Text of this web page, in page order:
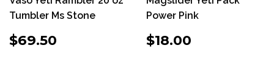
Tumbler Ms Stone
PRECIO
HABITUAL
$69.50
Power Pink
PRECIO
HABITUAL
$18.00